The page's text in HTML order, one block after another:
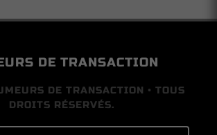
DE TRANSACTION
DE TRANSACTION • TOUS
DROITS RÉSERVÉS.